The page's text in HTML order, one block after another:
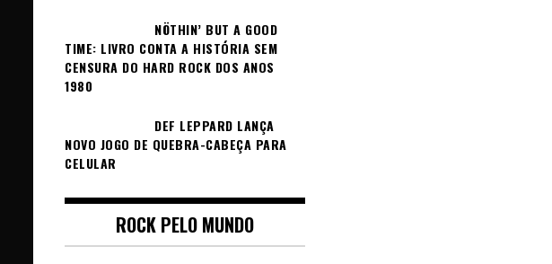
NÖTHIN’ BUT A GOOD
TIME: LIVRO CONTA A HISTÓRIA SEM
CENSURA DO HARD ROCK DOS ANOS
1980
DEF LEPPARD LANÇA
NOVO JOGO DE QUEBRA-CABEÇA PARA
CELULAR
ROCK PELO MUNDO